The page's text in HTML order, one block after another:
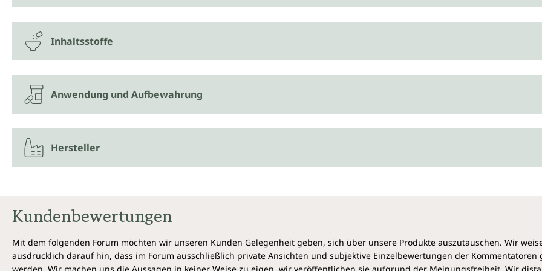
Hautbild.
OPC-haltiges
Proanthocyanidine),die die
traditionellen Verwendung
eingesetzt. Kaltgepresstes
Vera, Heidelbeeren und
Pflanzenstoffe und
insgesamt zusätzlich zu
Inhaltsstoffe
Anwendung und Aufbewahrung
Hersteller
Kundenbewertungen
Mit dem folgenden Forum möchten wir unseren Kunden Gelegenheit geben, sich über unsere Produkte auszutauschen. Wir
ausdrücklich darauf hin, dass im Forum ausschließlich private Ansichten und subjektive Einzelbewertungen der Kommentatoren